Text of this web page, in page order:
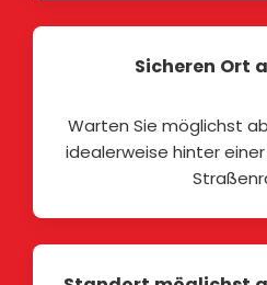
Sicheren Ort
Warten Sie möglichst
idealerweise hinter